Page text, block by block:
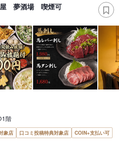
屋 夢酒場 喫煙可
1階
象店 口コミ投稿特典対象店
COIN+支払い可